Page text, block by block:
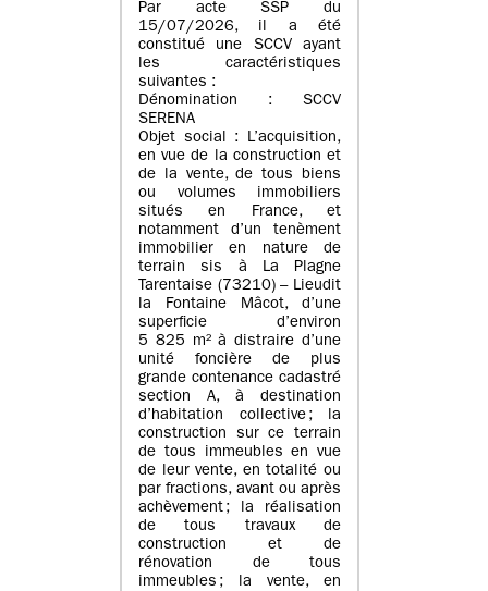
Par acte SSP du
15/07/2026, il a été
constitué une SCCV ayant
les caractéristiques
suivantes :
Dénomination : SCCV
SERENA
Objet social : L’acquisition,
en vue de la construction et
de la vente, de tous biens
ou volumes immobiliers
situés en France, et
notamment d’un tenèment
immobilier en nature de
terrain sis à La Plagne
Tarentaise (73210) – Lieudit
la Fontaine Mâcot, d’une
superficie d’environ
5 825 m² à distraire d’une
unité foncière de plus
grande contenance cadastré
section A, à destination
d’habitation collective ; la
construction sur ce terrain
de tous immeubles en vue
de leur vente, en totalité ou
par fractions, avant ou après
achèvement ; la réalisation
de tous travaux de
construction et de
rénovation de tous
immeubles ; la vente, en